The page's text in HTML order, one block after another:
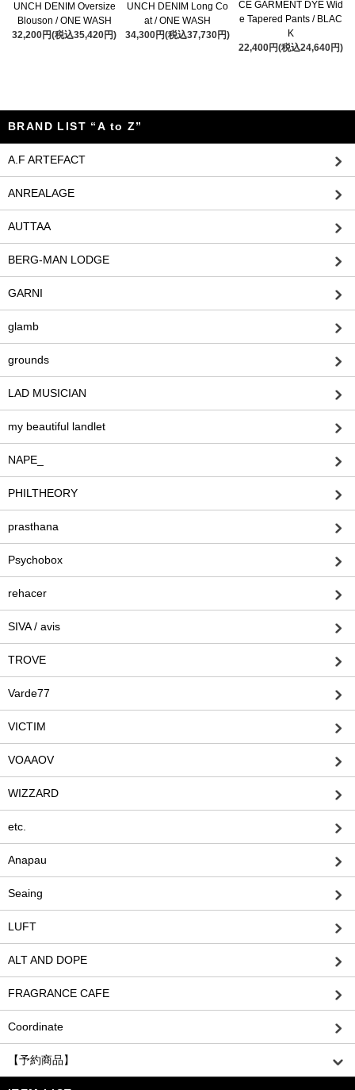
UNCH DENIM Oversize
Blouson / ONE WASH
32,200円(税込35,420円)
UNCH DENIM Long Co
at / ONE WASH
34,300円(税込37,730円)
CE GARMENT DYE Wid
e Tapered Pants / BLAC
K
22,400円(税込24,640円)
BRAND LIST “A to Z”
A.F ARTEFACT
ANREALAGE
AUTTAA
BERG-MAN LODGE
GARNI
glamb
grounds
LAD MUSICIAN
my beautiful landlet
NAPE_
PHILTHEORY
prasthana
Psychobox
rehacer
SIVA / avis
TROVE
Varde77
VICTIM
VOAAOV
WIZZARD
etc.
Anapau
Seaing
LUFT
ALT AND DOPE
FRAGRANCE CAFE
Coordinate
【予約商品】